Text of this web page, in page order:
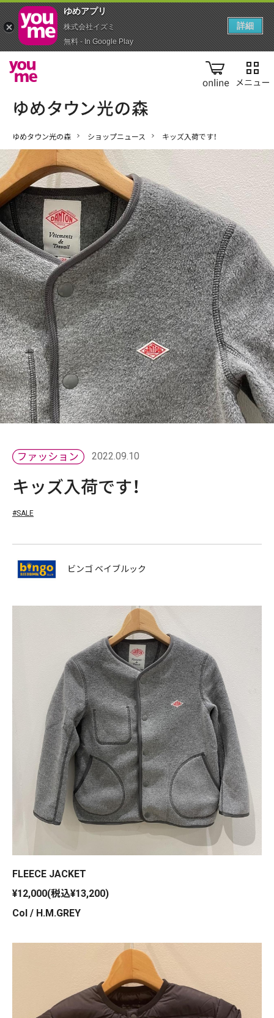
online
ゆめタウン光の森 ショップニュース キッズ入荷です！
2022.09.10
キッズ入荷です！
#SALE
ビンゴ ベイブルック
FLEECE JACKET
¥12,000(税込¥13,200)
Col / H.M.GREY
ゆめアプ‪リ‬
株式会社イズミ
無料 - In Google Play
詳細